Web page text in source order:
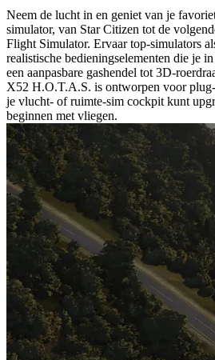
Neem de lucht in en geniet van je
simulator, van Star Citizen tot de
Flight Simulator. Ervaar top-simulators
realistische bedieningselementen die je
een aanpasbare gashendel tot 3D-
X52 H.O.T.A.S. is ontworpen voor
je vlucht- of ruimte-sim cockpit kunt
beginnen met vliegen.